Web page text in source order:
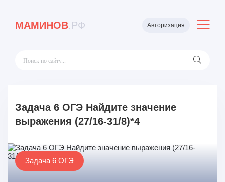
МАМИНОВ.РФ Авторизация
Задача 6 ОГЭ Найдите значение
выражения (27/16-31/8)*4
Задача 6 ОГЭ